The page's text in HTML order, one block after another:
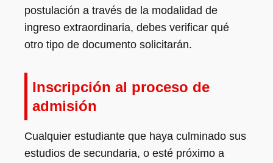
postulación a través de la modalidad de
ingreso extraordinaria, debes verificar qué
otro tipo de documento solicitarán.
Inscripción al proceso de
admisión
Cualquier estudiante que haya culminado sus
estudios de secundaria, o esté próximo a